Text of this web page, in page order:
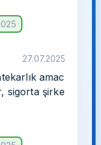
27.07.2025
amac
sigorta şirke